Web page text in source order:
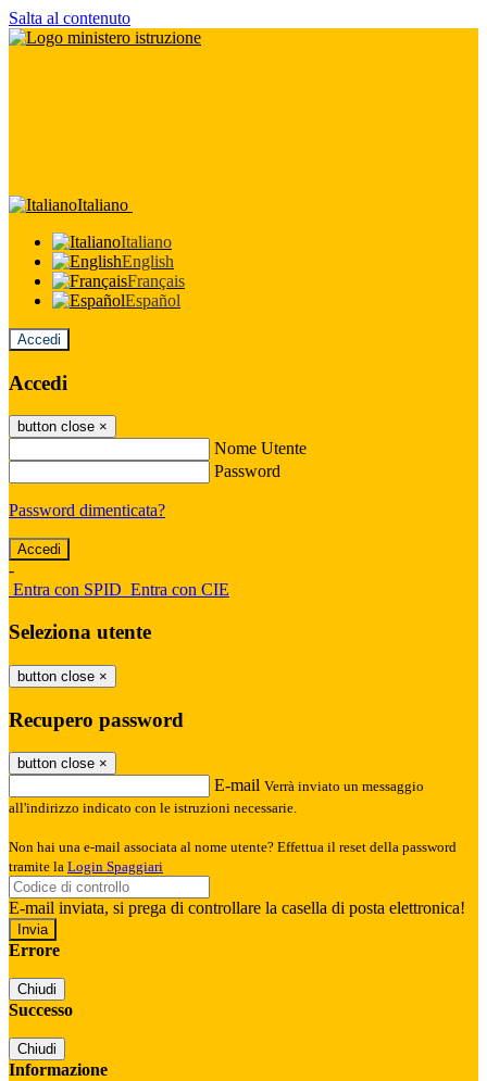
Salta al contenuto
Italiano
Italiano
English
Français
Español
Accedi
Accedi
button close ×
Nome Utente
Password
Password dimenticata?
-
Entra con SPID Entra con CIE
Seleziona utente
button close ×
Recupero password
button close ×
E-mail Verrà inviato un messaggio
all'indirizzo indicato con le istruzioni necessarie.
Non hai una e-mail associata al nome utente? Effettua il reset della password
tramite la Login Spaggiari
E-mail inviata, si prega di controllare la casella di posta elettronica!
Errore
Chiudi
Successo
Chiudi
Informazione